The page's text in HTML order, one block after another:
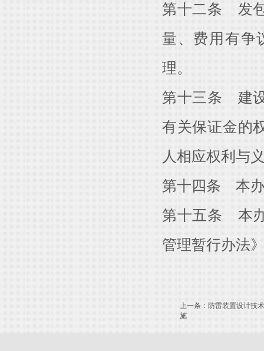
第十二条 发
量、费用有争
理。
第十三条 建
有关保证金的
人相应权利与
第十四条 本办
第十五条 本
管理暂行办法
上一条： 防雷装置设计技
施